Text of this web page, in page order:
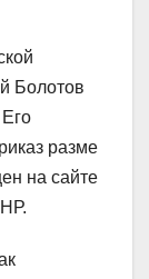
Болотов
Его
разме
на сайте